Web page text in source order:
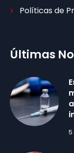
Políticas de
Últimas